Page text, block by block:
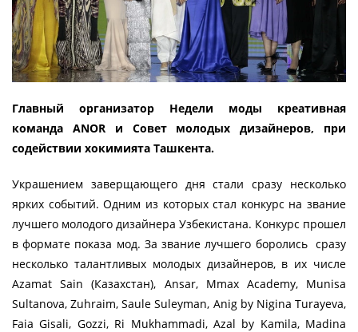
Главный организатор Недели моды креативная
команда ANOR и Совет молодых дизайнеров, при
содействии хокимията Ташкента.
Украшением заверщающего дня стали сразу несколько
ярких событий. Одним из которых стал конкурс на звание
лучшего молодого дизайнера Узбекистана. Конкурс прошел
в формате показа мод. За звание лучшего боролись сразу
несколько талантливых молодых дизайнеров, в их числе
Azamat Sain (Казахстан), Ansar, Mmax Academy, Munisa
Sultanova, Zuhraim, Saule Suleyman, Anig by Nigina Turayeva,
Faia Gisali, Gozzi, Ri Mukhammadi, Azal by Kamila, Madina